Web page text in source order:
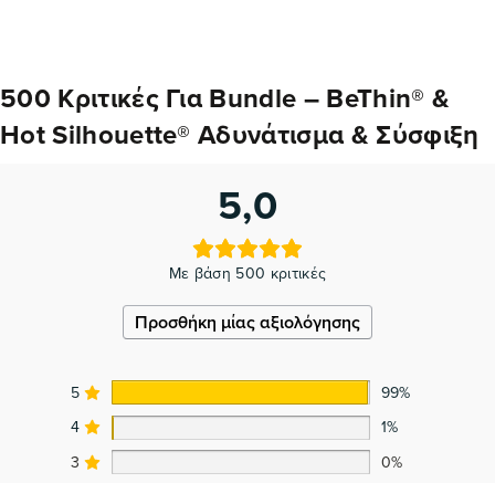
500 Κριτικές ΓιαBundle – BeThin® &
Hot Silhouette® Αδυνάτισμα & Σύσφιξη
5,0
Με βάση 500 κριτικές
Προσθήκη μίας αξιολόγησης
5
99%
4
1%
3
0%